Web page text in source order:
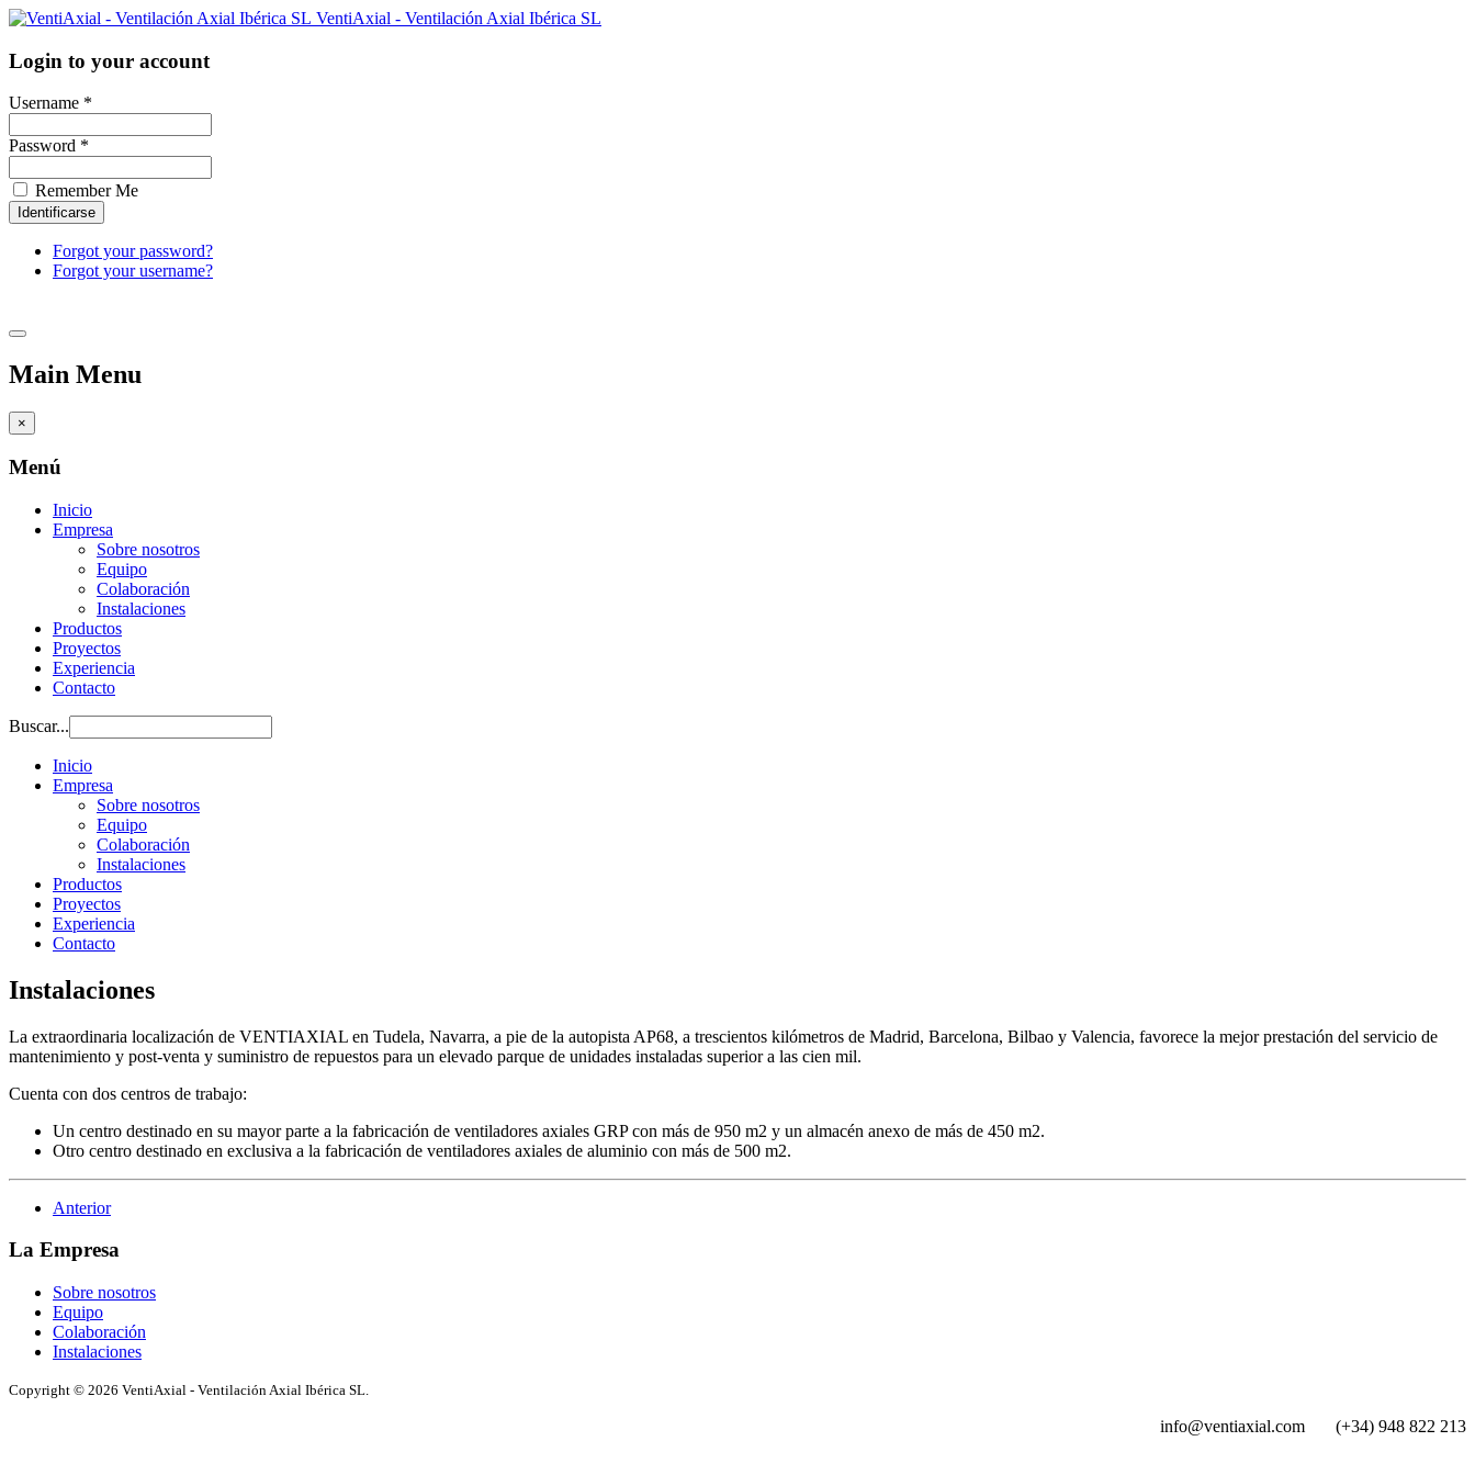
VentiAxial - Ventilación Axial Ibérica SL
Login to your account
Username *
Password *
Remember Me
Forgot your password?
Forgot your username?
Main Menu
×
Menú
Inicio
Empresa
Sobre nosotros
Equipo
Colaboración
Instalaciones
Productos
Proyectos
Experiencia
Contacto
Buscar...
Inicio
Empresa
Sobre nosotros
Equipo
Colaboración
Instalaciones
Productos
Proyectos
Experiencia
Contacto
Instalaciones
La extraordinaria localización de VENTIAXIAL en Tudela, Navarra, a pie de la autopista AP68, a trescientos kilómetros de Madrid, Barcelona, Bilbao y Valencia, favorece la mejor prestación del servicio de
mantenimiento y post-venta y suministro de repuestos para un elevado parque de unidades instaladas superior a las cien mil.
Cuenta con dos centros de trabajo:
Un centro destinado en su mayor parte a la fabricación de ventiladores axiales GRP con más de 950 m2 y un almacén anexo de más de 450 m2.
Otro centro destinado en exclusiva a la fabricación de ventiladores axiales de aluminio con más de 500 m2.
Anterior
La Empresa
Sobre nosotros
Equipo
Colaboración
Instalaciones
Copyright © 2026 VentiAxial - Ventilación Axial Ibérica SL.
info@ventiaxial.com (+34) 948 822 213